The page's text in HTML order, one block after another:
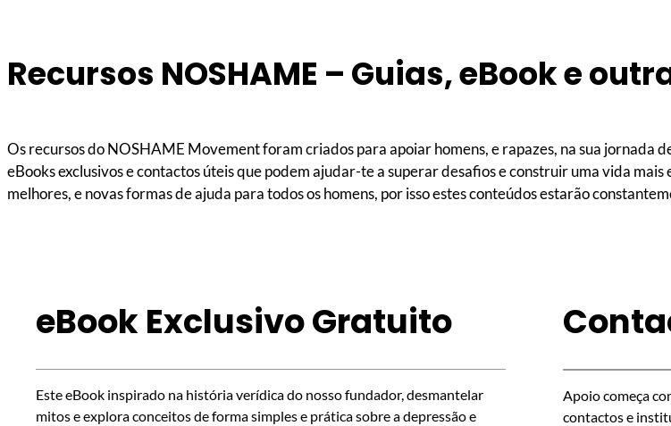
Recursos NOSHAME – Guias, eBook e
Os recursos do NOSHAME Movement foram criados para apoiar homens, e rapazes, na sua
eBooks exclusivos e contactos úteis que podem ajudar-te a superar desafios e construir uma vida
melhores, e novas formas de ajuda para todos os homens, por isso estes conteúdos estarão
eBook Exclusivo Gratuito
Este eBook inspirado na história verídica do nosso fundador, desmantelar
mitos e explora conceitos de forma simples e prática sobre a depressão e
Apoio começa
contactos e